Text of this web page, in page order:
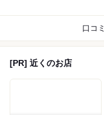
口コ
[PR] 近くのお店